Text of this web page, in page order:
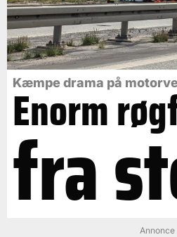
Kæmpe drama på
Enorm
fra Annonce